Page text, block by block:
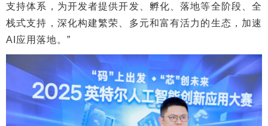
支持体系，为开发者提供开发、孵化、落地等全阶段、全
栈式支持，深化构建繁荣、多元和富有活力的生态，加速
AI应用落地。”